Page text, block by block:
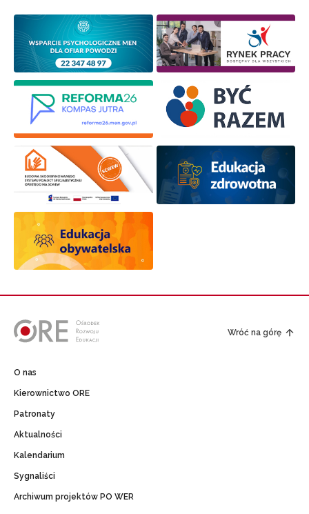
Wróć na górę
O nas
Kierownictwo ORE
Patronaty
Aktualności
Kalendarium
Sygnaliści
Archiwum projektów PO WER